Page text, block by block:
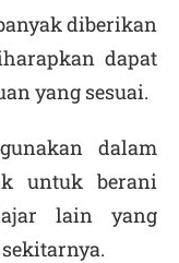
diberikan
dapat
yang sesuai.
dalam
untuk berani
lain yang